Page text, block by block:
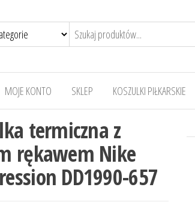
MOJE KONTO SKLEP KOSZULKI PIŁKARSKIE
termiczna z
rękawem Nike
DD1990-657